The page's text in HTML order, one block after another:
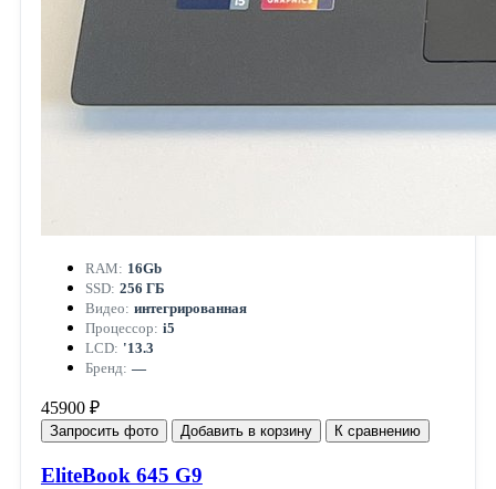
RAM: 16Gb
SSD: 256 ГБ
Видео: интегрированная
Процессор: i5
LCD: '13.3
Бренд: —
45900 ₽
Запросить фото Добавить в корзину К сравнению
EliteBook 645 G9